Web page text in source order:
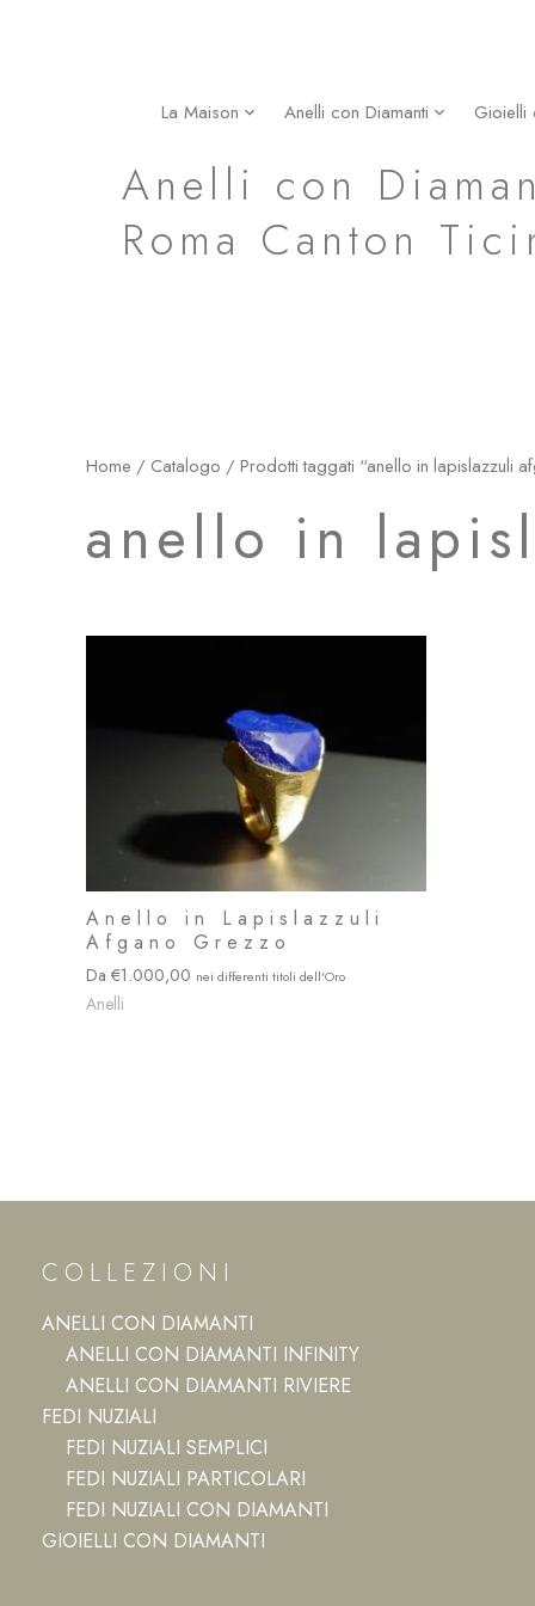
La Maison Anelli con Diamanti Gioielli
anello in lapislazzuli afgano grezzo
Anelli con
Roma Canton
Home / Catalogo / Prodotti taggati “anello in lapislazzuli
anello in
Anello in Lapislazzuli
Afgano Grezzo
1.000,00
Anelli
COLLEZIONI
ANELLI CON DIAMANTI
ANELLI CON DIAMANTI INFINITY
ANELLI CON DIAMANTI RIVIERE
FEDI NUZIALI
FEDI NUZIALI SEMPLICI
FEDI NUZIALI PARTICOLARI
FEDI NUZIALI CON DIAMANTI
GIOIELLI CON DIAMANTI